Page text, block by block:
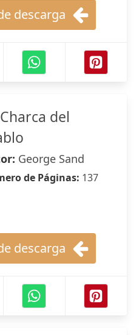
descarga
del
George Sand
de Páginas: 137
descarga